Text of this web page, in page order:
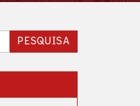
PESQUISA